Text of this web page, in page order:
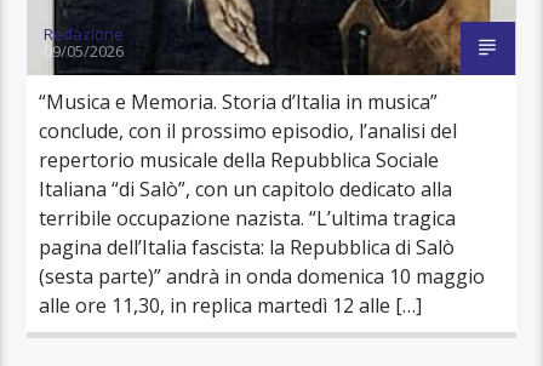
Redazione
09/05/2026
“Musica e Memoria. Storia d’Italia in musica”
conclude, con il prossimo episodio, l’analisi del
repertorio musicale della Repubblica Sociale
Italiana “di Salò”, con un capitolo dedicato alla
terribile occupazione nazista. “L’ultima tragica
pagina dell’Italia fascista: la Repubblica di Salò
(sesta parte)” andrà in onda domenica 10 maggio
alle ore 11,30, in replica martedì 12 alle […]